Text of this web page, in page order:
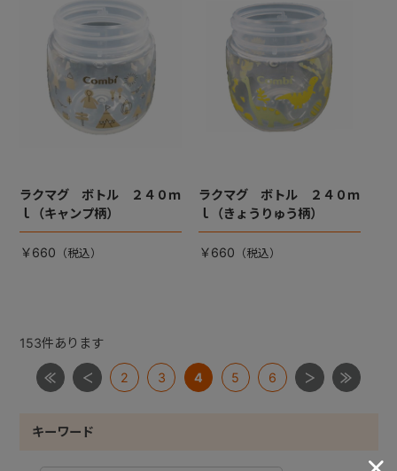
ラクマグ ボトル ２４０ｍ
ｌ（キャンプ柄）
￥660
ラクマグ ボトル ２４０ｍ
ｌ（きょうりゅう柄）
￥660
153件あります
2 3 4 5 6
キーワード